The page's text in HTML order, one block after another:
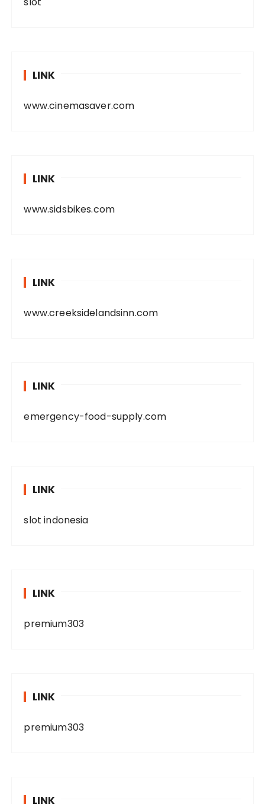
LINK
www.cinemasaver.com
LINK
www.sidsbikes.com
LINK
www.creeksidelandsinn.com
LINK
emergency-food-supply.com
LINK
slot indonesia
LINK
premium303
LINK
premium303
LINK